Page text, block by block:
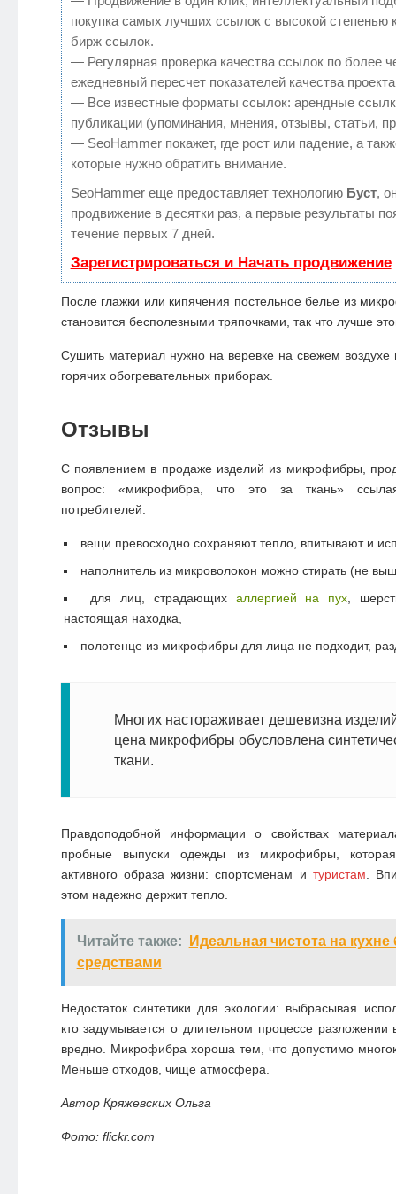
покупка самых лучших ссылок с высокой степенью
бирж ссылок.
— Регулярная проверка качества ссылок по более
ежедневный пересчет показателей качества
— Все известные форматы ссылок: арендные
публикации (упоминания, мнения, отзывы, статьи,
— SeoHammer покажет, где рост или падение, а
которые нужно обратить внимание.
SeoHammer еще предоставляет технологию Буст,
продвижение в десятки раз, а первые результаты
течение первых 7 дней.
Зарегистрироваться и Начать продвижение
После глажки или кипячения постельное белье из
становится бесполезными тряпочками, так что лучше
Сушить материал нужно на веревке на свежем
горячих обогревательных приборах.
Отзывы
С появлением в продаже изделий из микрофибры,
вопрос: «микрофибра, что это за ткань»
потребителей:
вещи превосходно сохраняют тепло, впитывают и
наполнитель из микроволокон можно стирать (не
для лиц, страдающих аллергией на пух ,
настоящая находка,
полотенце из микрофибры для лица не подходит,
Многих настораживает дешевизна
цена микрофибры обусловлена
ткани.
Правдоподобной информации о свойствах
пробные выпуски одежды из микрофибры,
активного образа жизни: спортсменам и туристам .
этом надежно держит тепло.
Читайте также:
Идеальная чистота на
средствами
Недостаток синтетики для экологии: выбрасывая
кто задумывается о длительном процессе разложении
вредно. Микрофибра хороша тем, что допустимо
Меньше отходов, чище атмосфера.
Автор Кряжевских Ольга
Фото: flickr.com